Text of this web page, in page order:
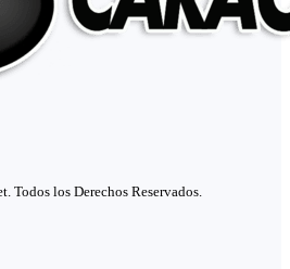
Todos los Derechos Reservados.